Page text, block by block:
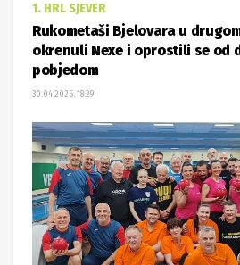
1. HRL SJEVER
Rukometaši Bjelovara u
okrenuli Nexe i oprostili se od
pobjedom
30.04.2025. 18:29